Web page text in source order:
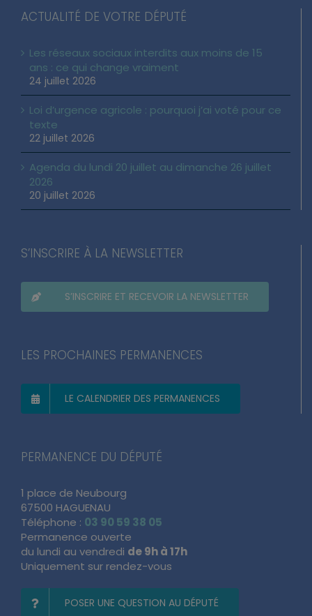
ACTUALITÉ DE VOTRE DÉPUTÉ
Les réseaux sociaux interdits aux moins de 15
ans : ce qui change vraiment
24 juillet 2026
Loi d’urgence agricole : pourquoi j’ai voté pour ce
texte
22 juillet 2026
Agenda du lundi 20 juillet au dimanche 26 juillet
2026
20 juillet 2026
S’INSCRIRE À LA NEWSLETTER
LES PROCHAINES PERMANENCES
PERMANENCE DU DÉPUTÉ
1 place de Neubourg
67500 HAGUENAU
Téléphone :03 90 59 38 05
Permanence ouverte
du lundi au vendredide 9h à 17h
Uniquement sur rendez-vous